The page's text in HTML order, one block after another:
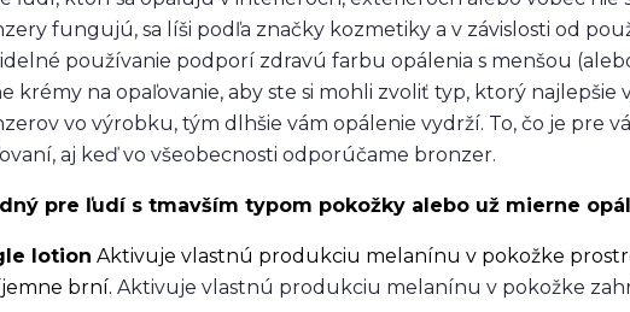
fungujú, sa líši podľa značky kozmetiky a v závislosti od
používanie podporí zdravú farbu opálenia s menšou
krémy na opaľovanie, aby ste si mohli zvoliť typ, ktorý najlepšie
vo výrobku, tým dlhšie vám opálenie vydrží. To, čo je pre
aj keď vo všeobecnosti odporúčame bronzer.
pre ľudí s tmavším typom pokožky alebo už mierne
lotion Aktivuje vlastnú produkciu melanínu v pokožke
brní. Aktivuje vlastnú produkciu melanínu v pokožke